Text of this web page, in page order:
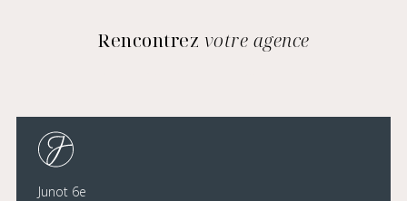
Rencontrez votre agence
Junot 6e